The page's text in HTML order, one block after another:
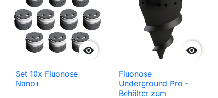

Set 10x Fluonose
Nano+

Fluonose
Underground Pro -
Behälter zum